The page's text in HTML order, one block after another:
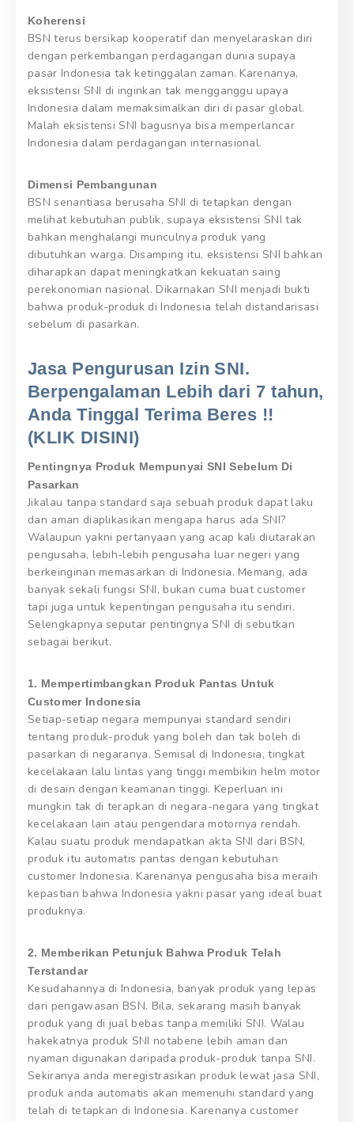
Koherensi
BSN terus bersikap kooperatif dan menyelaraskan diri
dengan perkembangan perdagangan dunia supaya
pasar Indonesia tak ketinggalan zaman. Karenanya,
eksistensi SNI di inginkan tak mengganggu upaya
Indonesia dalam memaksimalkan diri di pasar global.
Malah eksistensi SNI bagusnya bisa memperlancar
Indonesia dalam perdagangan internasional.
Dimensi Pembangunan
BSN senantiasa berusaha SNI di tetapkan dengan
melihat kebutuhan publik, supaya eksistensi SNI tak
bahkan menghalangi munculnya produk yang
dibutuhkan warga. Disamping itu, eksistensi SNI bahkan
diharapkan dapat meningkatkan kekuatan saing
perekonomian nasional. Dikarnakan SNI menjadi bukti
bahwa produk-produk di Indonesia telah distandarisasi
sebelum di pasarkan.
Jasa Pengurusan Izin SNI.
Berpengalaman Lebih dari 7 tahun,
Anda Tinggal Terima Beres !!
(KLIK DISINI)
Pentingnya Produk Mempunyai SNI Sebelum Di
Pasarkan
Jikalau tanpa standard saja sebuah produk dapat laku
dan aman diaplikasikan mengapa harus ada SNI?
Walaupun yakni pertanyaan yang acap kali diutarakan
pengusaha, lebih-lebih pengusaha luar negeri yang
berkeinginan memasarkan di Indonesia. Memang, ada
banyak sekali fungsi SNI, bukan cuma buat customer
tapi juga untuk kepentingan pengusaha itu sendiri.
Selengkapnya seputar pentingnya SNI di sebutkan
sebagai berikut.
1. Mempertimbangkan Produk Pantas Untuk
Customer Indonesia
Setiap-setiap negara mempunyai standard sendiri
tentang produk-produk yang boleh dan tak boleh di
pasarkan di negaranya. Semisal di Indonesia, tingkat
kecelakaan lalu lintas yang tinggi membikin helm motor
di desain dengan keamanan tinggi. Keperluan ini
mungkin tak di terapkan di negara-negara yang tingkat
kecelakaan lain atau pengendara motornya rendah.
Kalau suatu produk mendapatkan akta SNI dari BSN,
produk itu automatis pantas dengan kebutuhan
customer Indonesia. Karenanya pengusaha bisa meraih
kepastian bahwa Indonesia yakni pasar yang ideal buat
produknya.
2. Memberikan Petunjuk Bahwa Produk Telah
Terstandar
Kesudahannya di Indonesia, banyak produk yang lepas
dari pengawasan BSN. Bila, sekarang masih banyak
produk yang di jual bebas tanpa memiliki SNI. Walau
hakekatnya produk SNI notabene lebih aman dan
nyaman digunakan daripada produk-produk tanpa SNI.
Sekiranya anda meregistrasikan produk lewat jasa SNI,
produk anda automatis akan memenuhi standard yang
telah di tetapkan di Indonesia. Karenanya customer